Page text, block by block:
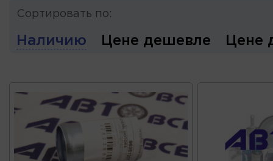
Сортировать по:
Наличию Цене дешевле Цене